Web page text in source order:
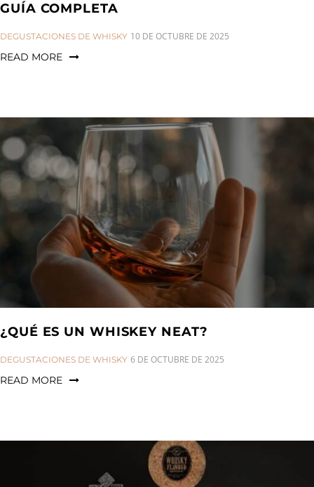
GUÍA COMPLETA
CATEGORIES:
DEGUSTACIONES DE WHISKY 10 DE OCTUBRE DE 2025
READ MORE
¿QUÉ ES UN WHISKEY NEAT?
CATEGORIES:
DEGUSTACIONES DE WHISKY 6 DE OCTUBRE DE 2025
READ MORE